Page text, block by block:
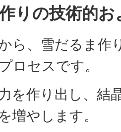
りの技術的
ら、雪だるま作
ロセスです。
を作り出し、結
増やします。